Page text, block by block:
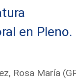
en Pleno.
Rosa María